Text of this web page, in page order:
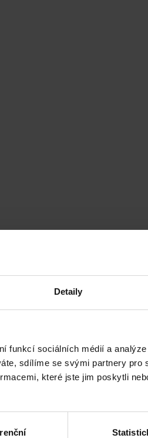
Detaily
funkcí sociálních médií a
sdílíme se svými partnery pro
které jste jim poskytli